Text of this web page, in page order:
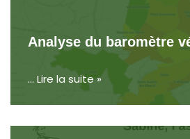
Analyse du baromètre
… Lire la suite »